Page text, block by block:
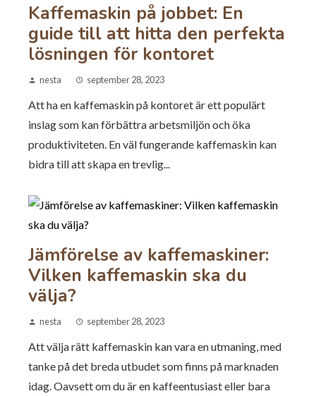
Kaffemaskin på jobbet: En
guide till att hitta den perfekta
lösningen för kontoret
nesta september 28, 2023
Att ha en kaffemaskin på kontoret är ett populärt
inslag som kan förbättra arbetsmiljön och öka
produktiviteten. En väl fungerande kaffemaskin kan
bidra till att skapa en trevlig...
Jämförelse av kaffemaskiner:
Vilken kaffemaskin ska du
välja?
nesta september 28, 2023
Att välja rätt kaffemaskin kan vara en utmaning, med
tanke på det breda utbudet som finns på marknaden
idag. Oavsett om du är en kaffeentusiast eller bara